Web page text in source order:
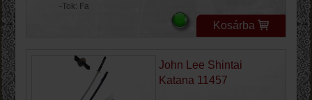
-Tok: Fa
Kosárba
John Lee Shintai
Katana 11457